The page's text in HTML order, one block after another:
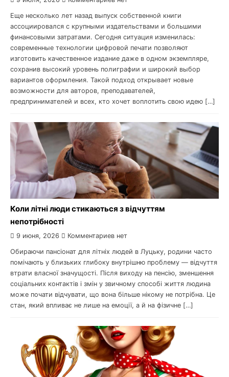
Еще несколько лет назад выпуск собственной книги
ассоциировался с крупными издательствами и большими
финансовыми затратами. Сегодня ситуация изменилась:
современные технологии цифровой печати позволяют
изготовить качественное издание даже в одном экземпляре,
сохранив высокий уровень полиграфии и широкий выбор
вариантов оформления. Такой подход открывает новые
возможности для авторов, преподавателей,
предпринимателей и всех, кто хочет воплотить свою идею […]
Коли літні люди стикаються з відчуттям
непотрібності
9 июня, 2026 Комментариев нет
Обираючи пансіонат для літніх людей в Луцьку, родини часто
помічають у близьких глибоку внутрішню проблему — відчуття
втрати власної значущості. Після виходу на пенсію, зменшення
соціальних контактів і змін у звичному способі життя людина
може почати відчувати, що вона більше нікому не потрібна. Це
стан, який впливає не лише на емоції, а й на фізичне […]